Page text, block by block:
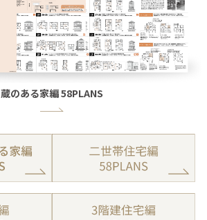
蔵のある家編 58PLANS